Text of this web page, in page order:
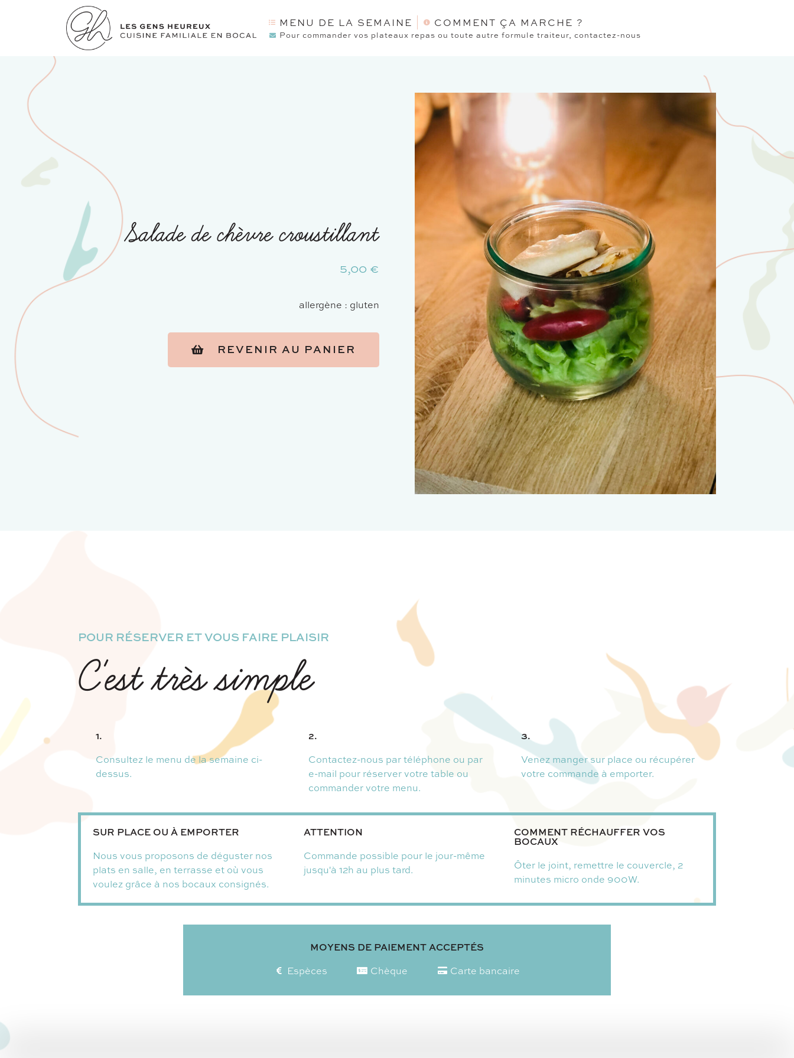
MENU DE LA SEMAINE COMMENT ÇA MARCHE ?
Pour commander vos plateaux repas ou toute autre formule traiteur, contactez-nous
Salade de chèvre croustillant
5,00 €
allergène : gluten
REVENIR AU PANIER
POUR RÉSERVER ET VOUS FAIRE PLAISIR
C'est très simple
1.
Consultez le menu de la semaine ci-
dessus.
2.
Contactez-nous par téléphone ou par
e-mail pour réserver votre table ou
commander votre menu.
3.
Venez manger sur place ou récupérer
votre commande à emporter.
SUR PLACE OU À EMPORTER
Nous vous proposons de déguster nos
plats en salle, en terrasse et où vous
voulez grâce à nos bocaux consignés.
ATTENTION
Commande possible pour le jour-même
jusqu'à 12h au plus tard.
COMMENT RÉCHAUFFER VOS
BOCAUX
Ôter le joint, remettre le couvercle, 2
minutes micro onde 900W.
MOYENS DE PAIEMENT ACCEPTÉS
Espèces
Chèque Carte bancaire